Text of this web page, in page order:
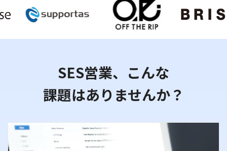
SES営業、こんな
課題はありませんか？